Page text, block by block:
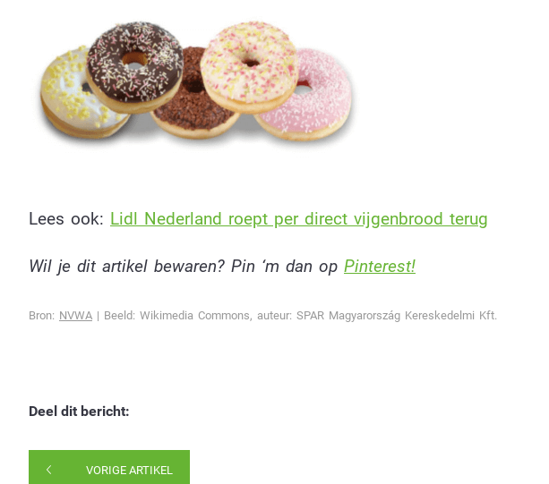
Lees ook: Lidl Nederland roept per direct vijgenbrood terug
Wil je dit artikel bewaren? Pin ‘m dan op Pinterest!
Bron: NVWA | Beeld: Wikimedia Commons, auteur: SPAR Magyarország Kereskedelmi Kft.
Deel dit bericht:
VORIGE ARTIKEL